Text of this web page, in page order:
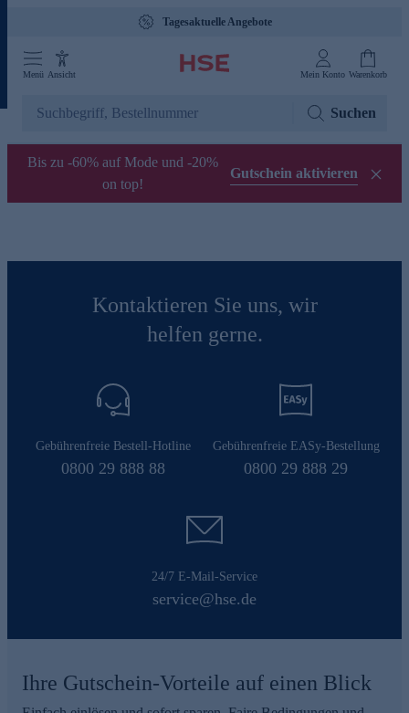
Tagesaktuelle Angebote
Menü Ansicht Mein Konto Warenkorb
Suchen
Bis zu -60% auf Mode und -20%
on top!
Gutschein aktivieren
Kontaktieren Sie uns, wir
helfen gerne.
Gebührenfreie Bestell-Hotline
0800 29 888 88
Gebührenfreie EASy-Bestellung
0800 29 888 29
24/7 E-Mail-Service
service@hse.de
Ihre Gutschein-Vorteile auf einen Blick